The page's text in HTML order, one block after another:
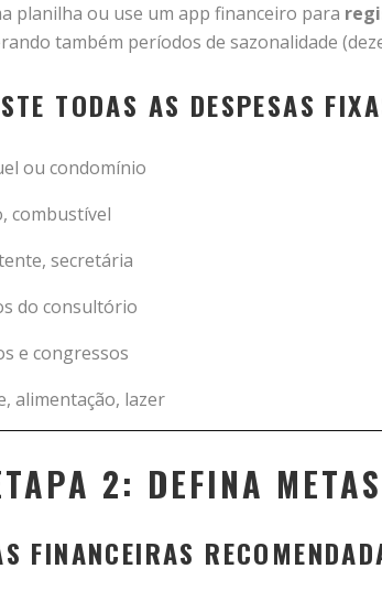
planilha ou use um app financeiro para
também períodos de sazonalidade
TODAS AS DESPESAS
ou condomínio
combustível
secretária
do consultório
e congressos
alimentação, lazer
2: DEFINA
FINANCEIRAS